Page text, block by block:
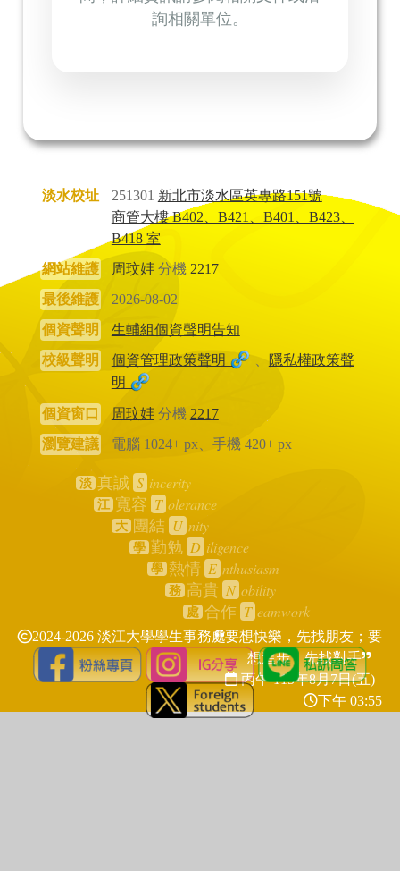
詢相關單位。
淡水校址 251301 新北市淡水區英專路151號
商管大樓 B402、B421、B401、B423、
B418 室
網站維護
周玟妦分機 2217
最後維護
2026-08-02
個資聲明
生輔組個資聲明告知
校級聲明
個資管理政策聲明 、
隱私權政策聲
明
個資窗口 周玟妦分機 2217
瀏覽建議
電腦 1024+ px、手機 420+ px
淡 真誠 S incerity
江 寬容 T olerance
大 團結 U nity
學 勤勉 D iligence
學 熱情 E nthusiasm
務 高貴 N obility
處 合作 T eamwork
2024-2026 淡江大學學生事務處要想快樂，先找朋友；要
想進步，先找對手
丙午 115年8月7日(五)
下午 03:55